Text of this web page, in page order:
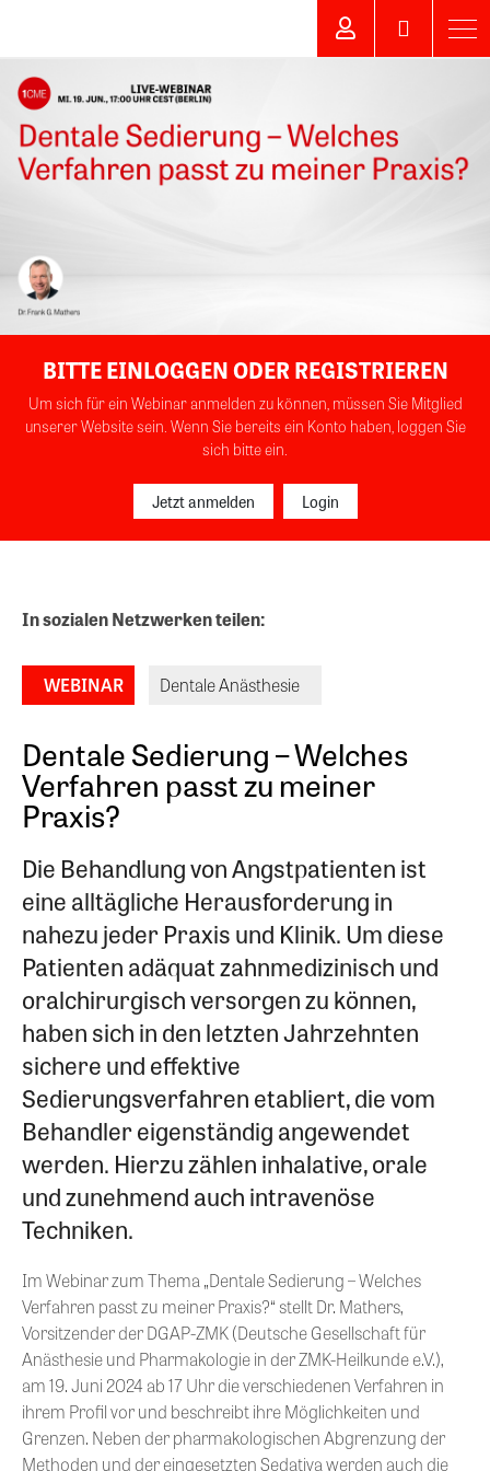
BITTE EINLOGGEN ODER REGISTRIEREN
Um sich für ein Webinar anmelden zu können, müssen Sie Mitglied
unserer Website sein. Wenn Sie bereits ein Konto haben, loggen Sie
sich bitte ein.
Jetzt anmelden Login
WEBINAR Dentale Anästhesie
Dentale Sedierung – Welches
Verfahren passt zu meiner
Praxis?
Die Behandlung von Angstpatienten ist
eine alltägliche Herausforderung in
nahezu jeder Praxis und Klinik. Um diese
Patienten adäquat zahnmedizinisch und
oralchirurgisch versorgen zu können,
haben sich in den letzten Jahrzehnten
sichere und effektive
Sedierungsverfahren etabliert, die vom
Behandler eigenständig angewendet
werden. Hierzu zählen inhalative, orale
und zunehmend auch intravenöse
Techniken.
Im Webinar zum Thema „Dentale Sedierung – Welches
Verfahren passt zu meiner Praxis?“ stellt Dr. Mathers,
Vorsitzender der DGAP-ZMK (Deutsche Gesellschaft für
Anästhesie und Pharmakologie in der ZMK-Heilkunde e.V.),
am 19. Juni 2024 ab 17 Uhr die verschiedenen Verfahren in
ihrem Profil vor und beschreibt ihre Möglichkeiten und
Grenzen. Neben der pharmakologischen Abgrenzung der
Methoden und der eingesetzten Sedativa werden auch die
In sozialen Netzwerken teilen: